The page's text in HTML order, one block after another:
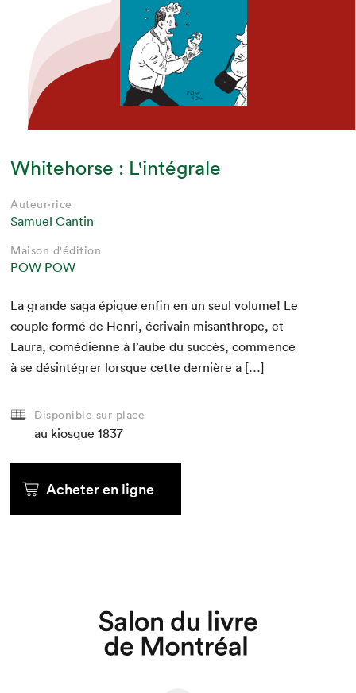
Que cherchez-vous?
Whitehorse : L'intégrale
Auteur·rice
Samuel Cantin
Maison d'édition
POW POW
La grande saga épique enfin en un seul vol­ume! Le
cou­ple for­mé de Hen­ri, écrivain mis­an­thrope, et
Lau­ra, comé­di­enne à l’aube du suc­cès, com­mence
à se dés­in­té­gr­er lorsque cette dernière a […]
Disponible sur place
au kiosque 1837
Acheter en ligne